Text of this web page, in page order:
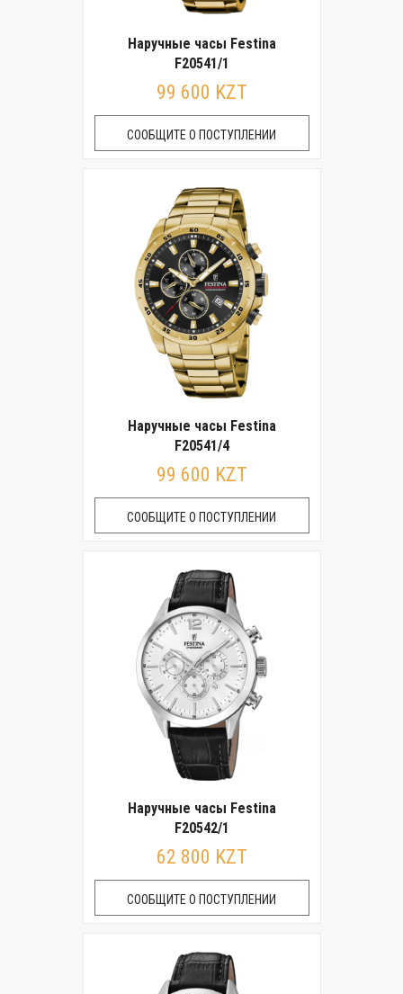
Наручные часы Festina
F20541/1
99 600 KZT
СООБЩИТЕ О ПОСТУПЛЕНИИ
Наручные часы Festina
F20541/4
99 600 KZT
СООБЩИТЕ О ПОСТУПЛЕНИИ
Наручные часы Festina
F20542/1
62 800 KZT
СООБЩИТЕ О ПОСТУПЛЕНИИ